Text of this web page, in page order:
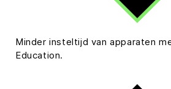
Minder insteltijd van apparaten
Education.